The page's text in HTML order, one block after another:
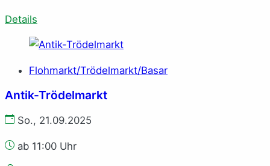
Details
Flohmarkt/Trödelmarkt/Basar
Antik-Trödelmarkt
So., 21.09.2025
ab 11:00 Uhr